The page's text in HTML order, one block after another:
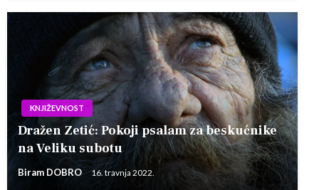
KNJIŽEVNOST
Dražen Zetić: Pokoji psalam za beskućnike
na Veliku subotu
Biram DOBRO 16. travnja 2022.